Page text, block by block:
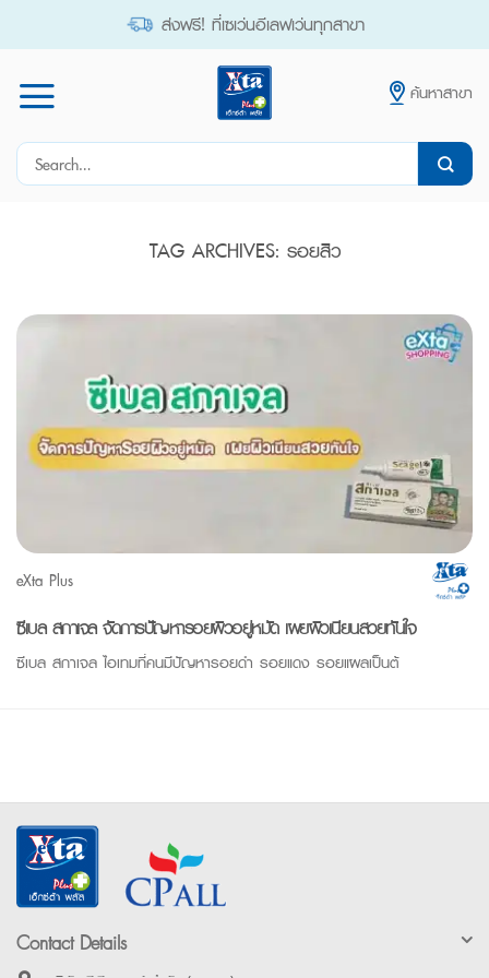
ส่งฟรี! ที่เซเว่นอีเลฟเว่นทุกสาขา
ค้นหาสาขา
Search
TAG ARCHIVES: รอยสิว
eXta Plus
ซีเบล สกาเจล จัดการปัญหารอยผิวอยู่หมัด เผยผิวเนียนสวยทันใจ
ซีเบล สกาเจล ไอเทมที่คนมีปัญหารอยดำ รอยแดง รอยแผลเป็นต้
Contact Details